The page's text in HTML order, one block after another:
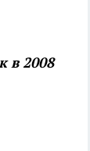
в 2008